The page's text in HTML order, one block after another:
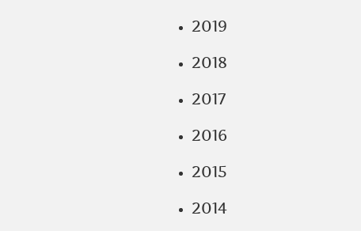
2019
2018
2017
2016
2015
2014